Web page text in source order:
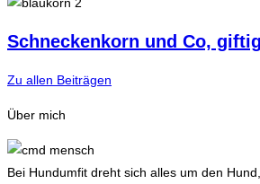
Schneckenkorn und Co,
Zu allen Beiträgen
Über mich
Bei Hundumfit dreht sich alles um den